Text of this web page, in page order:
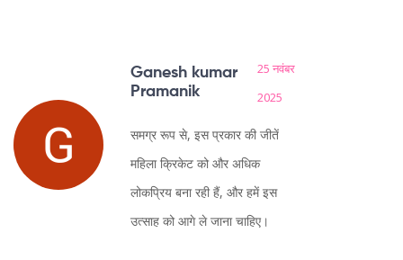
Ganesh kumar
Pramanik
25 नवंबर
2025
समग्र रूप से, इस प्रकार की जीतें
महिला क्रिकेट को और अधिक
लोकप्रिय बना रही हैं, और हमें इस
उत्साह को आगे ले जाना चाहिए।